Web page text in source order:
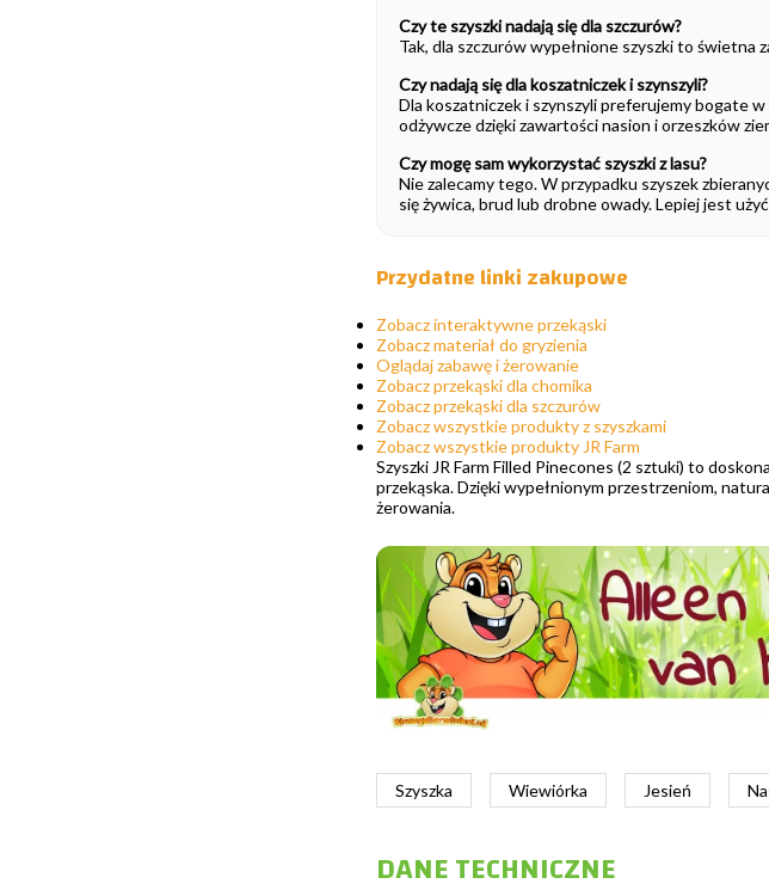
Czy te szyszki nadają się dla szczurów?
Tak, dla szczurów wypełnione szyszki to świetna
Czy nadają się dla koszatniczek i szynszyli?
Dla koszatniczek i szynszyli preferujemy bogate
odżywcze dzięki zawartości nasion i orzeszków
Czy mogę sam wykorzystać szyszki z lasu?
Nie zalecamy tego. W przypadku szyszek
się żywica, brud lub drobne owady. Lepiej jest
Przydatne linki zakupowe
Zobacz interaktywne przekąski
Zobacz materiał do gryzienia
Oglądaj zabawę i żerowanie
Zobacz przekąski dla chomika
Zobacz przekąski dla szczurów
Zobacz wszystkie produkty z szyszkami
Zobacz wszystkie produkty JR Farm
Szyszki JR Farm Filled Pinecones (2 sztuki) to
przekąska. Dzięki wypełnionym przestrzeniom,
żerowania.
Szyszka Wiewiórka Jesień
DANE TECHNICZNE